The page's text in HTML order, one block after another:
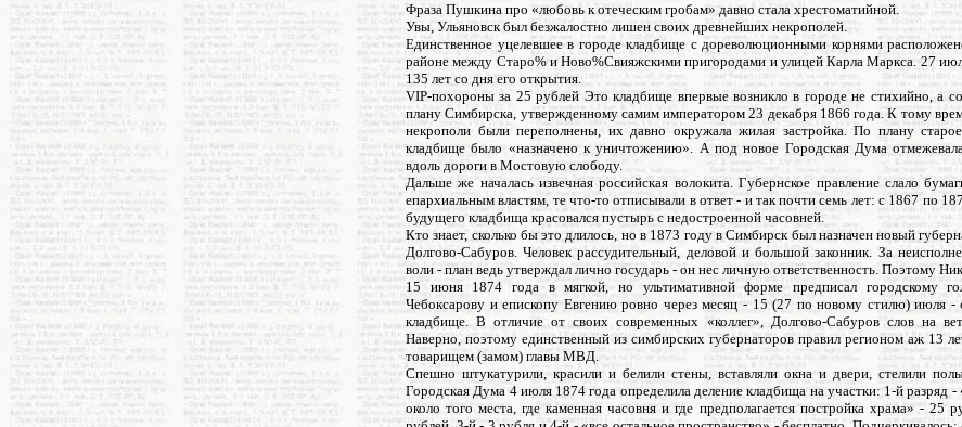
Фраза Пушкина про «любовь к отеческим гробам» давно стала хрестоматийной.
Увы, Ульяновск был безжалостно лишен своих древнейших некрополей.
Единственное уцелевшее в городе кладбище с дореволюционными корнями
районе между Старо% и Ново%Свияжскими пригородами и улицей Карла Маркса. 27
135 лет со дня его открытия.
VIP-похороны за 25 рублей Это кладбище впервые возникло в городе не стихийно, а
плану Симбирска, утвержденному самим императором 23 декабря 1866 года. К тому
некрополи были переполнены, их давно окружала жилая застройка. По плану старое
кладбище было «назначено к уничтожению». А под новое Городская Дума
вдоль дороги в Мостовую слободу.
Дальше же началась извечная российская волокита. Губернское правление слало
епархиальным властям, те что-то отписывали в ответ - и так почти семь лет: с 1867 по
будущего кладбища красовался пустырь с недостроенной часовней.
Кто знает, сколько бы это длилось, но в 1873 году в Симбирск был назначен новый
Долгово-Сабуров. Человек рассудительный, деловой и большой законник. За
воли - план ведь утверждал лично государь - он нес личную ответственность. Поэтому
15 июня 1874 года в мягкой, но ультимативной форме предписал городскому
Чебоксарову и епископу Евгению ровно через месяц - 15 (27 по новому стилю) июля -
кладбище. В отличие от своих современных «коллег», Долгово-Сабуров слов на
Наверно, поэтому единственный из симбирских губернаторов правил регионом аж 13
товарищем (замом) главы МВД.
Спешно штукатурили, красили и белили стены, вставляли окна и двери, стелили
Городская Дума 4 июля 1874 года определила деление кладбища на участки: 1-й разряд -
около того места, где каменная часовня и где предполагается постройка храма» - 25